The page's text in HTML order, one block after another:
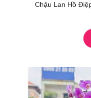
Chậu Lan Hồ